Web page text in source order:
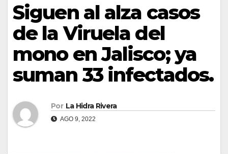
Siguen al alza casos
de la Viruela del
mono en Jalisco; ya
suman 33 infectados.
Por La Hidra Rivera
AGO 9, 2022